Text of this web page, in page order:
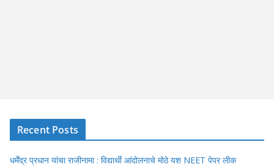
Recent Posts
धर्मेंद्र प्रधान यांचा राजीनामा : विद्यार्थी आंदोलनाचे मोठे यश NEET पेपर लीक